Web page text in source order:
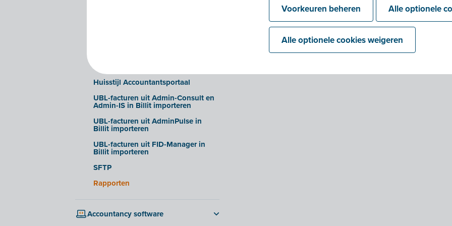
dossierbeheerders
Huisstijl Accountantsportaal
UBL-facturen uit Admin-Consult en
Admin-IS in Billit importeren
UBL-facturen uit AdminPulse in
Billit importeren
UBL-facturen uit FID-Manager in
Billit importeren
SFTP
Rapporten
Accountancy software
Voorkeuren beheren Alle optionele
Alle optionele cookies weigeren